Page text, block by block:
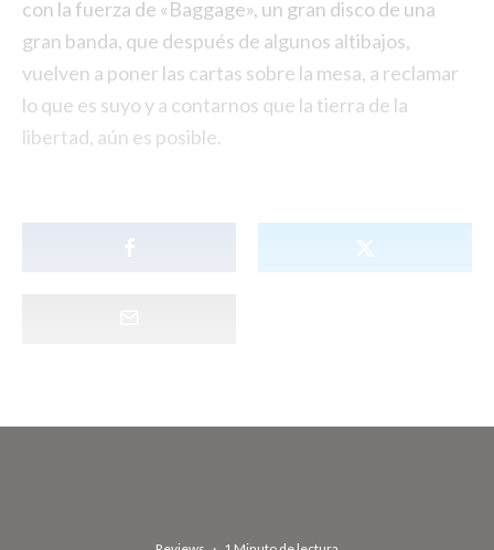
con la fuerza de «Baggage», un gran disco de una
gran banda, que después de algunos altibajos,
vuelven a poner las cartas sobre la mesa, a reclamar
lo que es suyo y a contarnos que la tierra de la
libertad, aún es posible.